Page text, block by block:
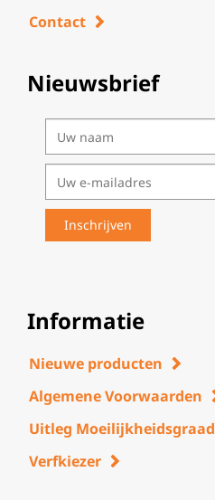
Contact
Nieuwsbrief
Informatie
Nieuwe producten
Algemene Voorwaarden
Uitleg Moeilijkheidsgraad
Verfkiezer